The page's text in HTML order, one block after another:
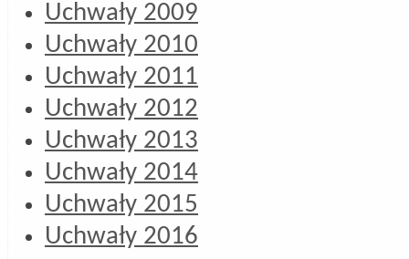
Uchwały 2009
Uchwały 2010
Uchwały 2011
Uchwały 2012
Uchwały 2013
Uchwały 2014
Uchwały 2015
Uchwały 2016